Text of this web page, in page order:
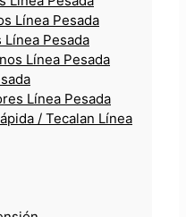
Línea Pesada
Pesada
Línea Pesada
Línea Pesada
/ Tecalan Línea